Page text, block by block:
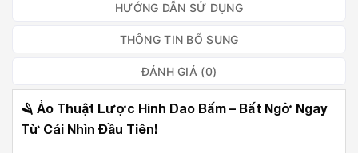
HƯỚNG DẪN SỬ DỤNG
THÔNG TIN BỔ SUNG
ĐÁNH GIÁ (0)
🪒 Ảo Thuật Lược Hình Dao Bấm – Bất Ngờ Ngay
Từ Cái Nhìn Đầu Tiên!